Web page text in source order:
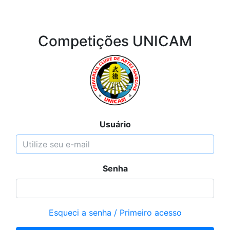
Competições UNICAM
Usuário
Senha
Esqueci a senha / Primeiro acesso